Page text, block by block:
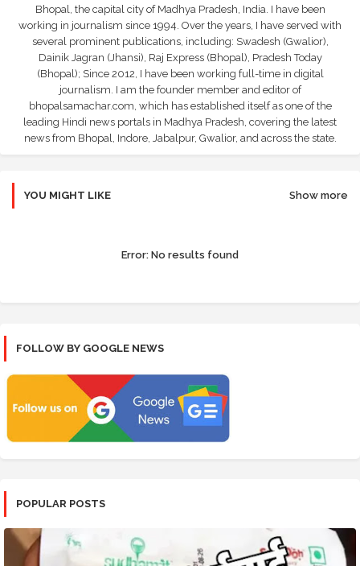
Bhopal, the capital city of Madhya Pradesh, India. I have been
working in journalism since 1994. Over the years, I have served with
several prominent publications, including: Swadesh (Gwalior),
Dainik Jagran (Jhansi), Raj Express (Bhopal), Pradesh Today
(Bhopal); Since 2012, I have been working full-time in digital
journalism. I am the founder member and editor of
bhopalsamachar.com, which has established itself as one of the
leading Hindi news portals in Madhya Pradesh, covering the latest
news from Bhopal, Indore, Jabalpur, Gwalior, and across the state.
YOU MIGHT LIKE Show more
Error: No results found
FOLLOW BY GOOGLE NEWS
POPULAR POSTS